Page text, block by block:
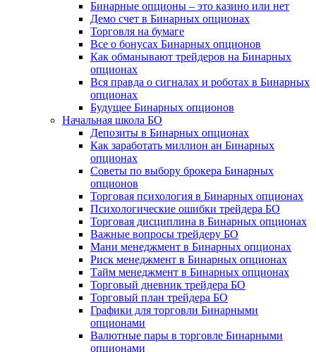
Бинарные опционы – это казино или нет
Демо счет в Бинарных опционах
Торговля на бумаге
Все о бонусах Бинарных опционов
Как обманывают трейдеров на Бинарных
опционах
Вся правда о сигналах и роботах в Бинарных
опционах
Будущее Бинарных опционов
Начальная школа БО
Депозиты в Бинарных опционах
Как заработать миллион ан Бинарных
опционах
Советы по выбору брокера Бинарных
опционов
Торговая психология в Бинарных опционах
Психологические ошибки трейдера БО
Торговая дисциплина в Бинарных опционах
Важные вопросы трейдеру БО
Мани менеджмент в Бинарных опционах
Риск менеджмент в Бинарных опционах
Тайм менеджмент в Бинарных опционах
Торговый дневник трейдера БО
Торговый план трейдера БО
Графики для торговли Бинарными
опционами
Валютные пары в торговле Бинарными
опционами